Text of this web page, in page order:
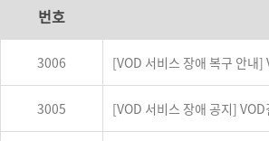
번호
3006 [VOD 서비스 장애 복구 안내
3005 [VOD 서비스 장애 공지]